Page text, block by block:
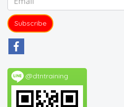
Subscribe
@dtntraining